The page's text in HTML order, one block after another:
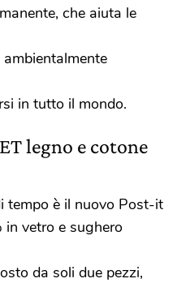
che aiuta le
in tutto il mondo.
legno e cotone
tempo è il nuovo Post-it
vetro e sughero
da soli due pezzi,